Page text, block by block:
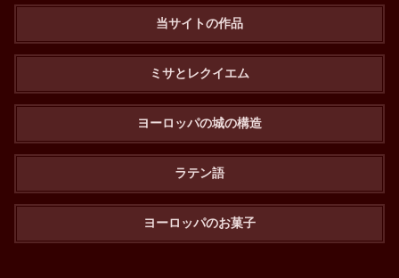
当サイトの作品
ミサとレクイエム
ヨーロッパの城の構造
ラテン語
ヨーロッパのお菓子